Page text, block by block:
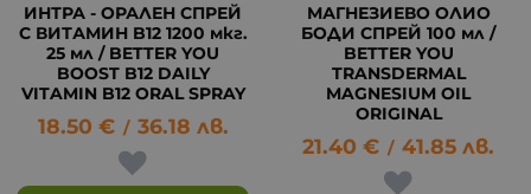
ИНТРА - ОРАЛЕН СПРЕЙ
С ВИТАМИН B12 1200 мкг.
25 мл / BETTER YOU
BOOST B12 DAILY
VITAMIN B12 ORAL SPRAY
18.50 € / 36.18 лв.
МАГНЕЗИЕВО ОЛИО
БОДИ СПРЕЙ 100 мл /
BETTER YOU
TRANSDERMAL
MAGNESIUM OIL
ORIGINAL
21.40 € / 41.85 лв.